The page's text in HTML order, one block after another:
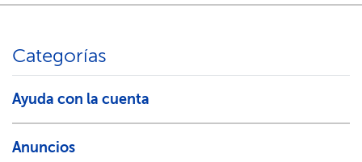
Categorías​​
Ayuda con la cuenta​​
Anuncios​​